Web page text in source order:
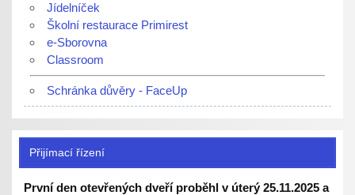
Jídelníček
Školní restaurace Primirest
e-Sborovna
Classroom
Schránka důvěry - FaceUp
Přijímací řízení
První den otevřených dveří proběhl v úterý 25.11.2025 a